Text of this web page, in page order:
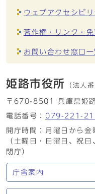
ウェブアクセシビ
著作権・リンク・
お問い合わせ窓口一
姫路市役所 （法人番
〒670-8501 兵庫県姫
電話番号： 079-221-
開庁時間：月曜日から
（土曜日・日曜日、祝
閉庁）
庁舎案内